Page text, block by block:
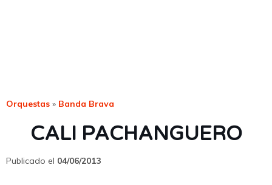
Orquestas » Banda Brava
CALI PACHANGUERO
Publicado el 04/06/2013